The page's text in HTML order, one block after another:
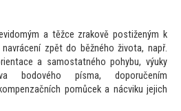
a těžce zrakově postiženým k
zpět do běžného života, např.
a samostatného pohybu, výuky
bodového písma, doporučením
pomůcek a nácviku jejich